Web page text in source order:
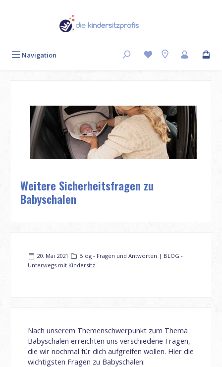
Navigation
Weitere Sicherheitsfragen zu
Babyschalen
20. Mai 2021
Blog - Fragen und Antworten | BLOG -
Unterwegs mit Kindersitz
Nach unserem Themenschwerpunkt zum Thema
Babyschalen erreichten uns verschiedene Fragen,
die wir nochmal für dich aufgreifen wollen. Hier die
wichtigsten Fragen zu Babyschalen: